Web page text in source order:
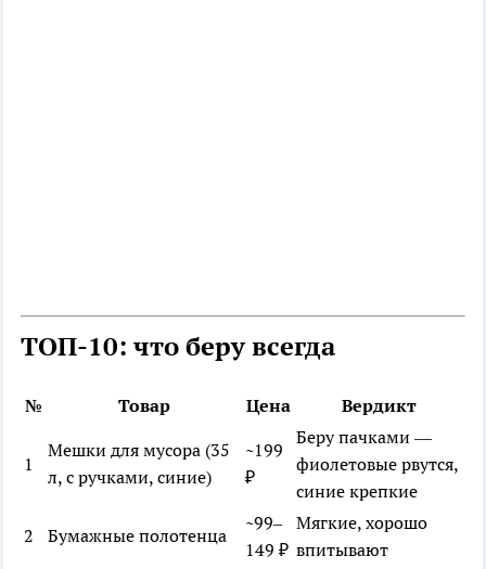
ТОП-10: что беру всегда
№ Товар Цена Вердикт
1
Мешки для мусора (35
л, с ручками, синие)
~199
₽
Беру пачками —
фиолетовые рвутся,
синие крепкие
2 Бумажные полотенца
~99–
149 ₽
Мягкие, хорошо
впитывают